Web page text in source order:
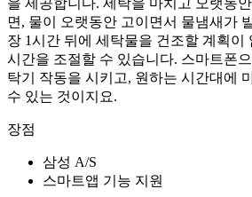
을 제공합니다. 세탁을 마치고 오랫동
면, 물이 오랫동안 고이면서 물냄새가
장 1시간 뒤에 세탁물을 건조할 계획이
시간을 조절할 수 있습니다. 스마트폰
탁기 작동을 시키고, 원하는 시간대에
수 있는 것이지요.
장점
삼성 A/S
스마트앱 기능 지원